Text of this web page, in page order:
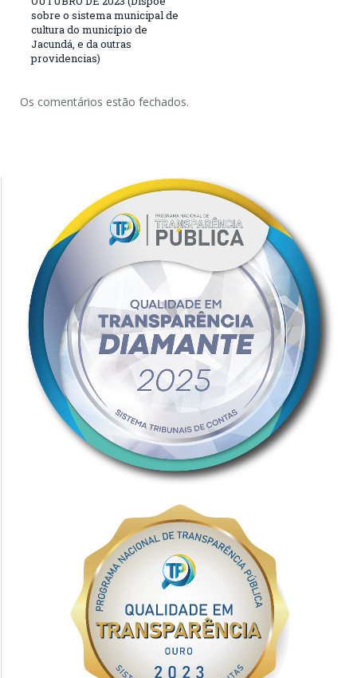
sobre o sistema municipal de
cultura do município de
Jacundá, e da outras
providencias)
Os comentários estão fechados.